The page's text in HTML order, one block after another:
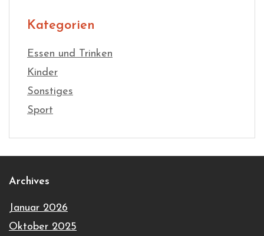
Kategorien
Essen und Trinken
Kinder
Sonstiges
Sport
Archives
Januar 2026
Oktober 2025